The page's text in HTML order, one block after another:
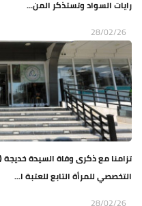
رايات السواد وتستذكر المن...
28/02/26
تزامنا مع ذكرى وفاة السيدة
التخصصي للمرأة التابع للعتبة ا...
28/02/26